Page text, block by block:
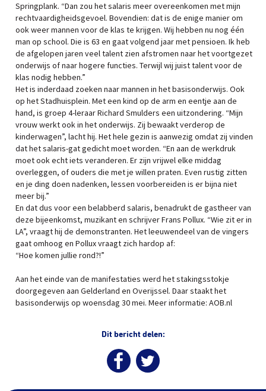
Springplank. “Dan zou het salaris meer overeenkomen met mijn
rechtvaardigheidsgevoel. Bovendien: dat is de enige manier om
ook weer mannen voor de klas te krijgen. Wij hebben nu nog één
man op school. Die is 63 en gaat volgend jaar met pensioen. Ik heb
de afgelopen jaren veel talent zien afstromen naar het voortgezet
onderwijs of naar hogere functies. Terwijl wij juist talent voor de
klas nodig hebben.”
Het is inderdaad zoeken naar mannen in het basisonderwijs. Ook
op het Stadhuisplein. Met een kind op de arm en eentje aan de
hand, is groep 4-leraar Richard Smulders een uitzondering. “Mijn
vrouw werkt ook in het onderwijs. Zij bewaakt verderop de
kinderwagen”, lacht hij. Het hele gezin is aanwezig omdat zij vinden
dat het salaris-gat gedicht moet worden. “En aan de werkdruk
moet ook echt iets veranderen. Er zijn vrijwel elke middag
overleggen, of ouders die met je willen praten. Even rustig zitten
en je ding doen nadenken, lessen voorbereiden is er bijna niet
meer bij.”
En dat dus voor een belabberd salaris, benadrukt de gastheer van
deze bijeenkomst, muzikant en schrijver Frans Pollux. “Wie zit er in
LA”, vraagt hij de demonstranten. Het leeuwendeel van de vingers
gaat omhoog en Pollux vraagt zich hardop af:
“Hoe komen jullie rond?!”
Aan het einde van de manifestaties werd het stakingsstokje
doorgegeven aan Gelderland en Overijssel. Daar staakt het
basisonderwijs op woensdag 30 mei. Meer informatie: AOB.nl
Dit bericht delen: